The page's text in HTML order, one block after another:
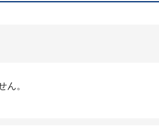
ん。